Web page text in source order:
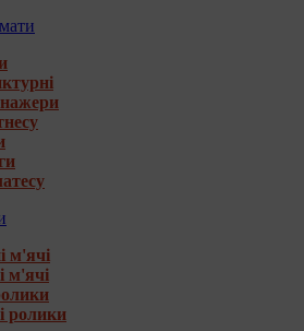
м'ячі
м'ячі
ролики